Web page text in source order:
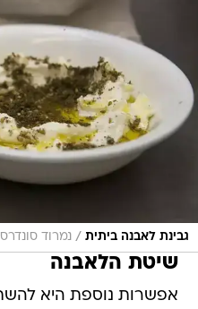
גבינת לאבנה ביתית / נמרוד סונדרס
שיטת הלאבנה